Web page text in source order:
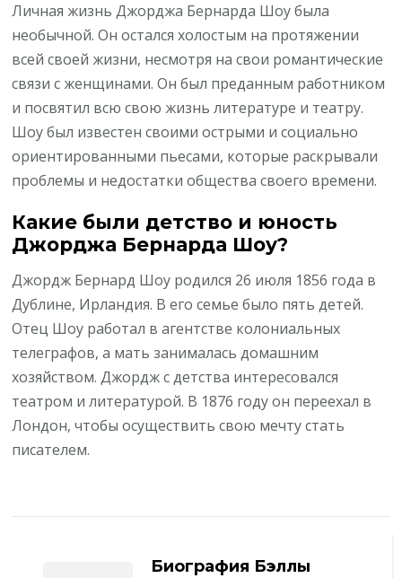
Личная жизнь Джорджа Бернарда Шоу была
необычной. Он остался холостым на протяжении
всей своей жизни, несмотря на свои романтические
связи с женщинами. Он был преданным работником
и посвятил всю свою жизнь литературе и театру.
Шоу был известен своими острыми и социально
ориентированными пьесами, которые раскрывали
проблемы и недостатки общества своего времени.
Какие были детство и юность
Джорджа Бернарда Шоу?
Джордж Бернард Шоу родился 26 июля 1856 года в
Дублине, Ирландия. В его семье было пять детей.
Отец Шоу работал в агентстве колониальных
телеграфов, а мать занималась домашним
хозяйством. Джордж с детства интересовался
театром и литературой. В 1876 году он переехал в
Лондон, чтобы осуществить свою мечту стать
писателем.
Биография Бэллы